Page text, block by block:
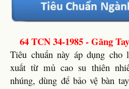
64 TCN 34-1985 - Găng
Tiêu chuẩn này áp dụng cho
xuất từ mủ cao su thiên
nhúng, dùng để bảo vệ bàn